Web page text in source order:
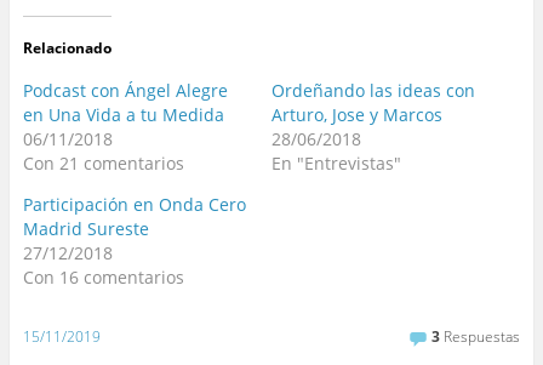
Relacionado
Podcast con Ángel Alegre
en Una Vida a tu Medida
06/11/2018
Con 21 comentarios
Ordeñando las ideas con
Arturo, Jose y Marcos
28/06/2018
En "Entrevistas"
Participación en Onda Cero
Madrid Sureste
27/12/2018
Con 16 comentarios
15/11/2019 3 Respuestas